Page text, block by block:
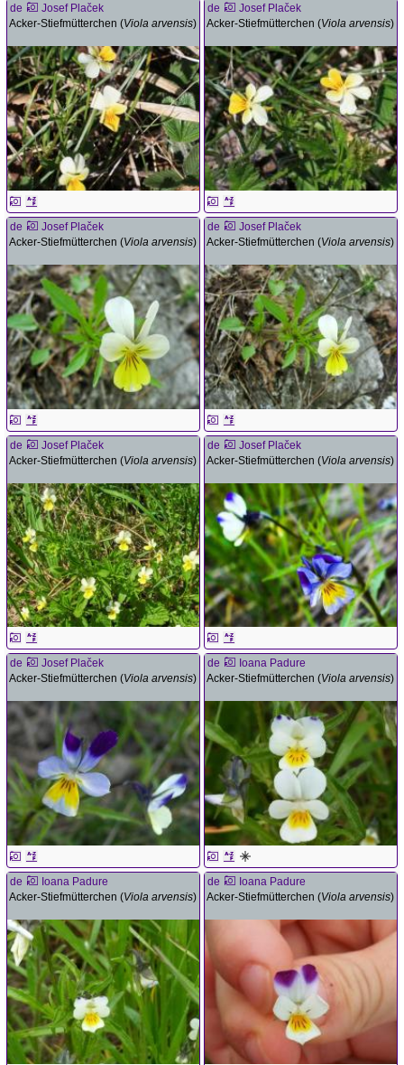
de
Josef Plaček
Acker-Stiefmütterchen (Viola arvensis)
de
Josef Plaček
Acker-Stiefmütterchen (Viola arvensis)
de
Josef Plaček
Acker-Stiefmütterchen (Viola arvensis)
de
Josef Plaček
Acker-Stiefmütterchen (Viola arvensis)
de
Josef Plaček
Acker-Stiefmütterchen (Viola arvensis)
de
Josef Plaček
Acker-Stiefmütterchen (Viola arvensis)
de
Josef Plaček
Acker-Stiefmütterchen (Viola arvensis)
de
Ioana Padure
Acker-Stiefmütterchen (Viola arvensis)
de
Ioana Padure
Acker-Stiefmütterchen (Viola arvensis)
de
Ioana Padure
Acker-Stiefmütterchen (Viola arvensis)